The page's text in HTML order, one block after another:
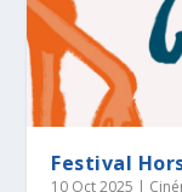
Festival
10 Oct 2025 |